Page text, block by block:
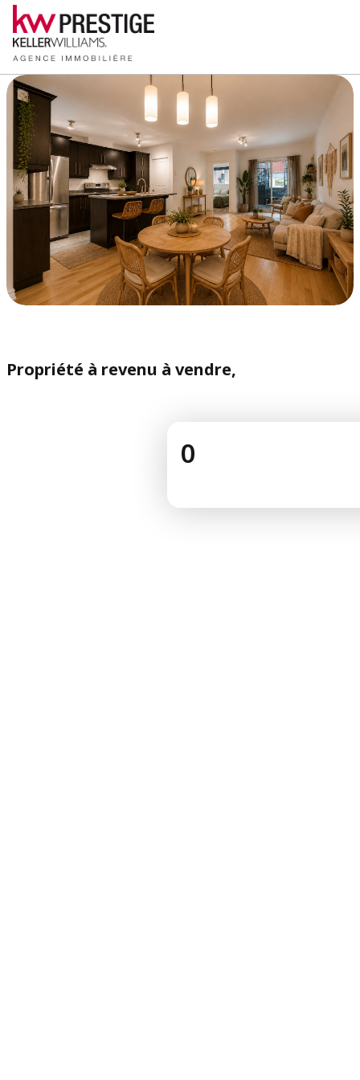
Propriété à revenu à vendre,
0